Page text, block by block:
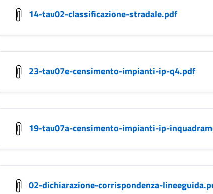
14-tav02-classificazione-stradale.pdf
23-tav07e-censimento-impianti-ip-q4.pdf
19-tav07a-censimento-impianti-ip-
02-dichiarazione-corrispondenza-